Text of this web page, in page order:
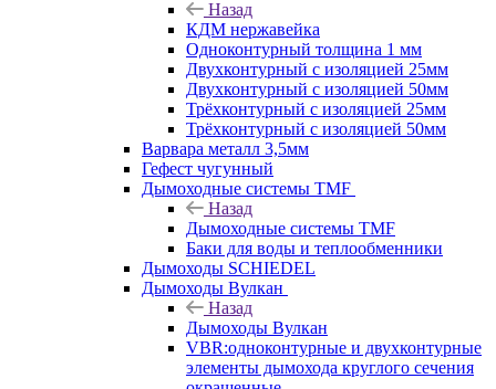
Назад
КДМ нержавейка
Одноконтурный толщина 1 мм
Двухконтурный с изоляцией 25мм
Двухконтурный с изоляцией 50мм
Трёхконтурный с изоляцией 25мм
Трёхконтурный с изоляцией 50мм
Варвара металл 3,5мм
Гефест чугунный
Дымоходные системы TMF
Назад
Дымоходные системы TMF
Баки для воды и теплообменники
Дымоходы SCHIEDEL
Дымоходы Вулкан
Назад
Дымоходы Вулкан
VBR:одноконтурные и двухконтурные
элементы дымохода круглого сечения